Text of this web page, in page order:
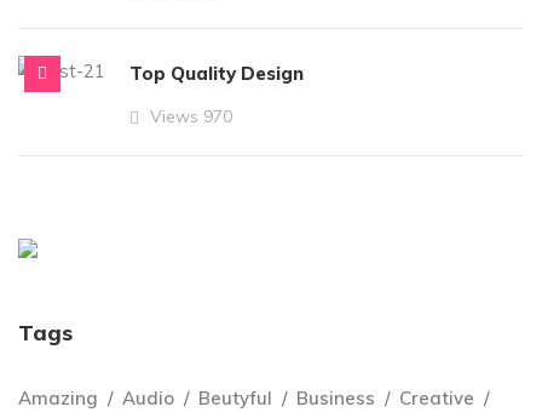
Top Quality Design
Views 970
Tags
Amazing Audio Beutyful Business
Creative